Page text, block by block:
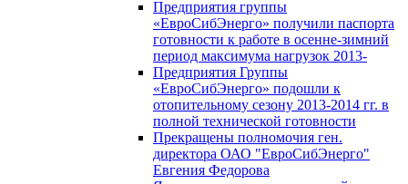
Предприятия группы
«ЕвроСибЭнерго» получили паспорта
готовности к работе в осенне-зимний
период максимума нагрузок 2013-
Предприятия Группы
«ЕвроСибЭнерго» подошли к
отопительному сезону 2013-2014 гг. в
полной технической готовности
Прекращены полномочия ген.
директора ОАО "ЕвроСибЭнерго"
Евгения Федорова